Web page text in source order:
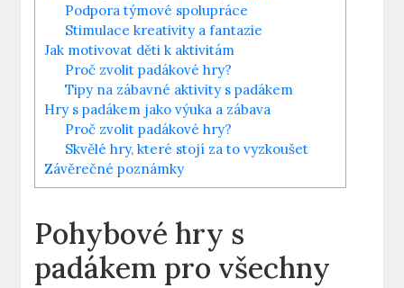
Podpora týmové spolupráce
Stimulace kreativity a fantazie
Jak motivovat děti k aktivitám
Proč zvolit padákové hry?
Tipy na zábavné aktivity s padákem
Hry s padákem jako výuka a zábava
Proč zvolit padákové hry?
Skvělé hry, které stojí za to vyzkoušet
Závěrečné poznámky
Pohybové hry s
padákem pro všechny